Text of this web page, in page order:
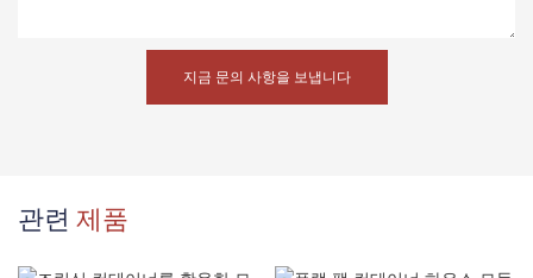
지금 문의 사항을 보냅니다
관련 제품